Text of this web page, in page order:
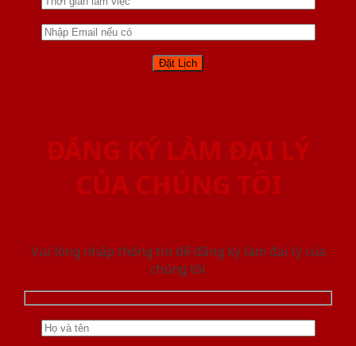
ĐĂNG KÝ LÀM ĐẠI LÝ
CỦA CHÚNG TÔI
Vui lòng nhập thông tin để đăng ký làm đại lý của
chúng tôi